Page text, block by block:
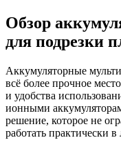
Обзор
для подрезки
Аккумуляторные
всё более прочное
и удобства
ионными
решение, которое не
работать практически